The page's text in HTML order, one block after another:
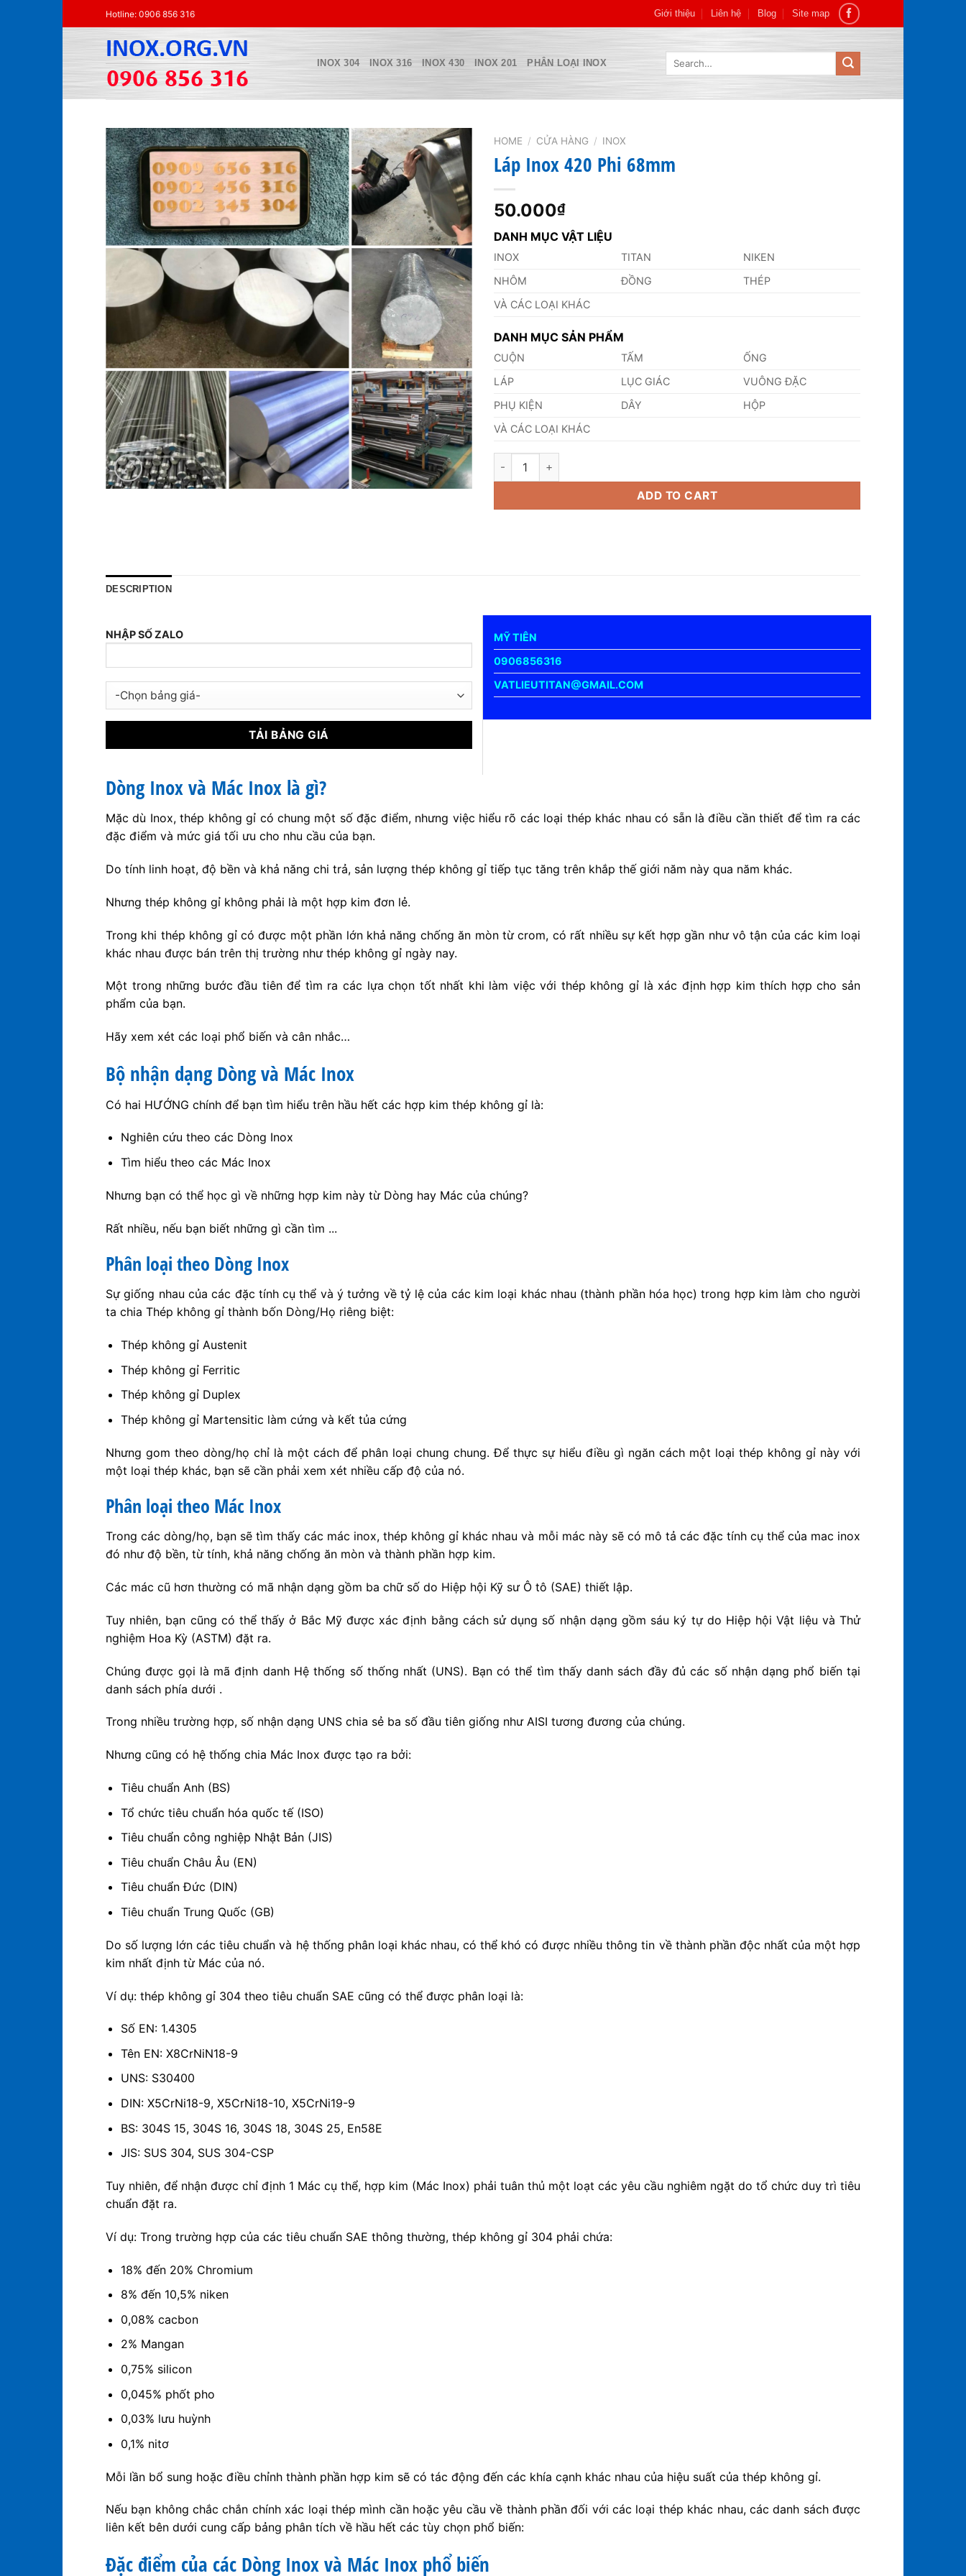
to
Hotline: 0906 856 316 Giới thiệu Liên hệ Blog Site map
INOX 304 INOX 316 INOX 430 INOX 201 PHÂN LOẠI INOX
Search
HOME / CỬA HÀNG / INOX
Láp Inox 420 Phi 68mm
50.000₫
DANH MỤC VẬT LIỆU
INOX TITAN
NIKEN
NHÔM
ĐỒNG
THÉP
VÀ CÁC LOẠI KHÁC
DANH MỤC SẢN PHẨM
CUỘN TẤM
ỐNG
LÁP
LỤC GIÁC
VUÔNG ĐẶC
PHỤ KIỆN
DÂY
HỘP
VÀ CÁC LOẠI KHÁC
Láp Inox 420 Phi 68mm quantity
ADD TO CART
DESCRIPTION
NHẬP SỐ ZALO
MỸ TIÊN
0906856316
VATLIEUTITAN@GMAIL.COM
Dòng Inox và Mác Inox là gì?
Mặc dù Inox, thép không gỉ có chung một số đặc điểm, nhưng việc hiểu rõ các loại thép khác nhau có sẵn là điều cần thiết để tìm ra các
đặc điểm và mức giá tối ưu cho nhu cầu của bạn.
Do tính linh hoạt, độ bền và khả năng chi trả, sản lượng thép không gỉ tiếp tục tăng trên khắp thế giới năm này qua năm khác.
Nhưng thép không gỉ không phải là một hợp kim đơn lẻ.
Trong khi thép không gỉ có được một phần lớn khả năng chống ăn mòn từ crom, có rất nhiều sự kết hợp gần như vô tận của các kim loại
khác nhau được bán trên thị trường như thép không gỉ ngày nay.
Một trong những bước đầu tiên để tìm ra các lựa chọn tốt nhất khi làm việc với thép không gỉ là xác định hợp kim thích hợp cho sản
phẩm của bạn.
Hãy xem xét các loại phổ biến và cân nhắc…
Bộ nhận dạng Dòng và Mác Inox
Có hai HƯỚNG chính để bạn tìm hiểu trên hầu hết các hợp kim thép không gỉ là:
Nghiên cứu theo các Dòng Inox
Tìm hiểu theo các Mác Inox
Nhưng bạn có thể học gì về những hợp kim này từ Dòng hay Mác của chúng?
Rất nhiều, nếu bạn biết những gì cần tìm ...
Phân loại theo Dòng Inox
Sự giống nhau của các đặc tính cụ thể và ý tưởng về tỷ lệ của các kim loại khác nhau (thành phần hóa học) trong hợp kim làm cho người
ta chia Thép không gỉ thành bốn Dòng/Họ riêng biệt:
Thép không gỉ Austenit
Thép không gỉ Ferritic
Thép không gỉ Duplex
Thép không gỉ Martensitic làm cứng và kết tủa cứng
Nhưng gom theo dòng/họ chỉ là một cách để phân loại chung chung. Để thực sự hiểu điều gì ngăn cách một loại thép không gỉ này với
một loại thép khác, bạn sẽ cần phải xem xét nhiều cấp độ của nó.
Phân loại theo Mác Inox
Trong các dòng/họ, bạn sẽ tìm thấy các mác inox, thép không gỉ khác nhau và mỗi mác này sẽ có mô tả các đặc tính cụ thể của mac inox
đó như độ bền, từ tính, khả năng chống ăn mòn và thành phần hợp kim.
Các mác cũ hơn thường có mã nhận dạng gồm ba chữ số do Hiệp hội Kỹ sư Ô tô (SAE) thiết lập.
Tuy nhiên, bạn cũng có thể thấy ở Bắc Mỹ được xác định bằng cách sử dụng số nhận dạng gồm sáu ký tự do Hiệp hội Vật liệu và Thử
nghiệm Hoa Kỳ (ASTM) đặt ra.
Chúng được gọi là mã định danh Hệ thống số thống nhất (UNS). Bạn có thể tìm thấy danh sách đầy đủ các số nhận dạng phổ biến tại
danh sách phía dưới .
Trong nhiều trường hợp, số nhận dạng UNS chia sẻ ba số đầu tiên giống như AISI tương đương của chúng.
Nhưng cũng có hệ thống chia Mác Inox được tạo ra bởi:
Tiêu chuẩn Anh (BS)
Tổ chức tiêu chuẩn hóa quốc tế (ISO)
Tiêu chuẩn công nghiệp Nhật Bản (JIS)
Tiêu chuẩn Châu Âu (EN)
Tiêu chuẩn Đức (DIN)
Tiêu chuẩn Trung Quốc (GB)
Do số lượng lớn các tiêu chuẩn và hệ thống phân loại khác nhau, có thể khó có được nhiều thông tin về thành phần độc nhất của một hợp
kim nhất định từ Mác của nó.
Ví dụ: thép không gỉ 304 theo tiêu chuẩn SAE cũng có thể được phân loại là:
Số EN: 1.4305
Tên EN: X8CrNiN18-9
UNS: S30400
DIN: X5CrNi18-9, X5CrNi18-10, X5CrNi19-9
BS: 304S 15, 304S 16, 304S 18, 304S 25, En58E
JIS: SUS 304, SUS 304-CSP
Tuy nhiên, để nhận được chỉ định 1 Mác cụ thể, hợp kim (Mác Inox) phải tuân thủ một loạt các yêu cầu nghiêm ngặt do tổ chức duy trì tiêu
chuẩn đặt ra.
Ví dụ: Trong trường hợp của các tiêu chuẩn SAE thông thường, thép không gỉ 304 phải chứa:
18% đến 20% Chromium
8% đến 10,5% niken
0,08% cacbon
2% Mangan
0,75% silicon
0,045% phốt pho
0,03% lưu huỳnh
0,1% nitơ
Mỗi lần bổ sung hoặc điều chỉnh thành phần hợp kim sẽ có tác động đến các khía cạnh khác nhau của hiệu suất của thép không gỉ.
Nếu bạn không chắc chắn chính xác loại thép mình cần hoặc yêu cầu về thành phần đối với các loại thép khác nhau, các danh sách được
liên kết bên dưới cung cấp bảng phân tích về hầu hết các tùy chọn phổ biến:
Đặc điểm của các Dòng Inox và Mác Inox phổ biến